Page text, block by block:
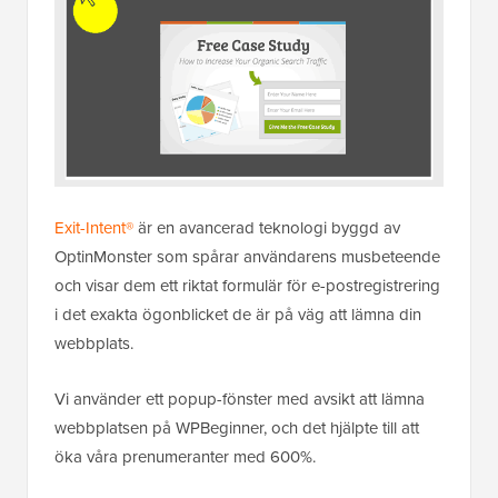
Exit-Intent®är en avancerad teknologi byggd av
OptinMonster som spårar användarens musbeteende
och visar dem ett riktat formulär för e-postregistrering
i det exakta ögonblicket de är på väg att lämna din
webbplats.
Vi använder ett popup-fönster med avsikt att lämna
webbplatsen på WPBeginner, och det hjälpte till att
öka våra prenumeranter med 600%.